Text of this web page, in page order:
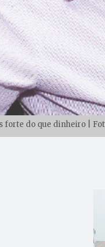
forte do que dinheiro |